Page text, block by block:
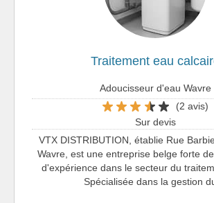
Traitement eau
Adoucisseur d'eau Wavre
(2 avis)
Sur devis
VTX DISTRIBUTION, établie Rue
Wavre, est une entreprise belge forte
d'expérience dans le secteur du
Spécialisée dans la gestion